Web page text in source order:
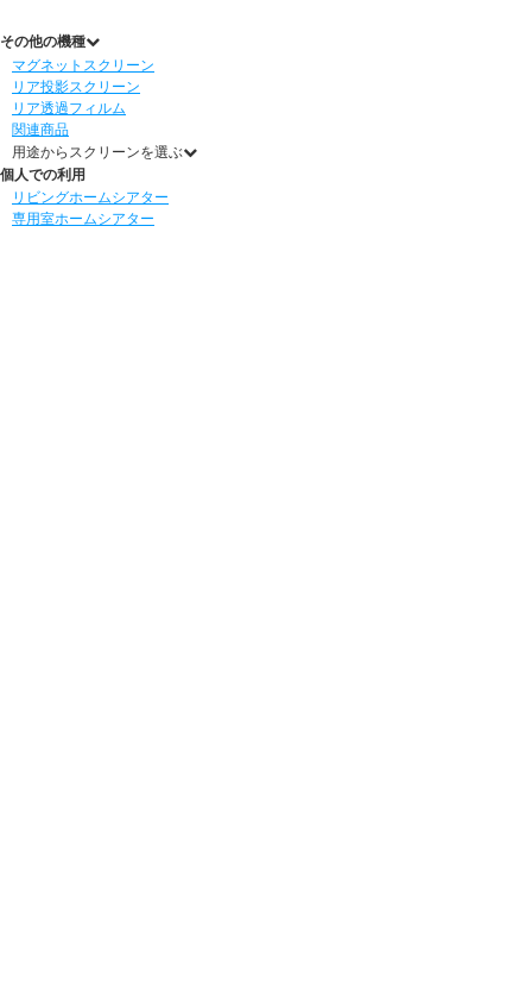
その他の機種
マグネットスクリーン
リア投影スクリーン
リア透過フィルム
関連商品
用途からスクリーンを選ぶ
個人での利用
リビングホームシアター
専用室ホームシアター